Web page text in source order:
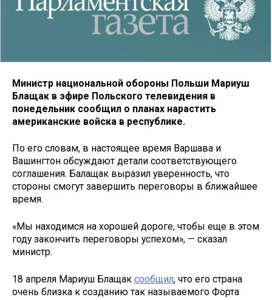
Министр национальной обороны Польши Мариуш
Блащак в эфире Польского телевидения в
понедельник сообщил о планах нарастить
американские войска в республике.
По его словам, в настоящее время Варшава и
Вашингтон обсуждают детали соответствующего
соглашения. Балащак выразил уверенность, что
стороны смогут завершить переговоры в ближайшее
время.
«Мы находимся на хорошей дороге, чтобы еще в этом
году закончить переговоры успехом», — сказал
министр.
18 апреля Мариуш Блащак сообщил, что его страна
очень близка к созданию так называемого Форта